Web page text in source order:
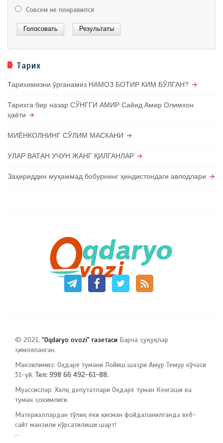
Совсем не понравился
Тарих
Тарихимизни ўрганамиз НАМОЗ БОТИР КИМ БЎЛГАН?
Тарихга бир назар СЎНГГИ АМИР Сайид Амир Олимхон
ҳаёти
МИЁНКОЛНИНГ СЎЛИМ МАСКАНИ
УЛАР ВАТАН УЧУН ЖАНГ ҚИЛГАНЛАР
Заҳириддин муҳаммад бобурнинг ҳиндистондаги авлодлари
© 2021, "Oqdaryo ovozi" газетаси Барча ҳуқуқлар
ҳимояланган.
Манзилимиз: Оқдарё тумани Лойиш шаҳри Амур Темур кўчаси
31-уй. Тел: 998 66 492-61-88.
Муассислар: Халқ депутатлари Оқдарё туман Кенгаши ва
туман ҳокимлиги.
Материаллардан тўлиқ ёки қисман фойдаланилганда веб-
сайт манзили кўрсатилиши шарт!